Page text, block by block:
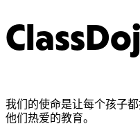
我们的使命是让每个孩子
他们热爱的教育。